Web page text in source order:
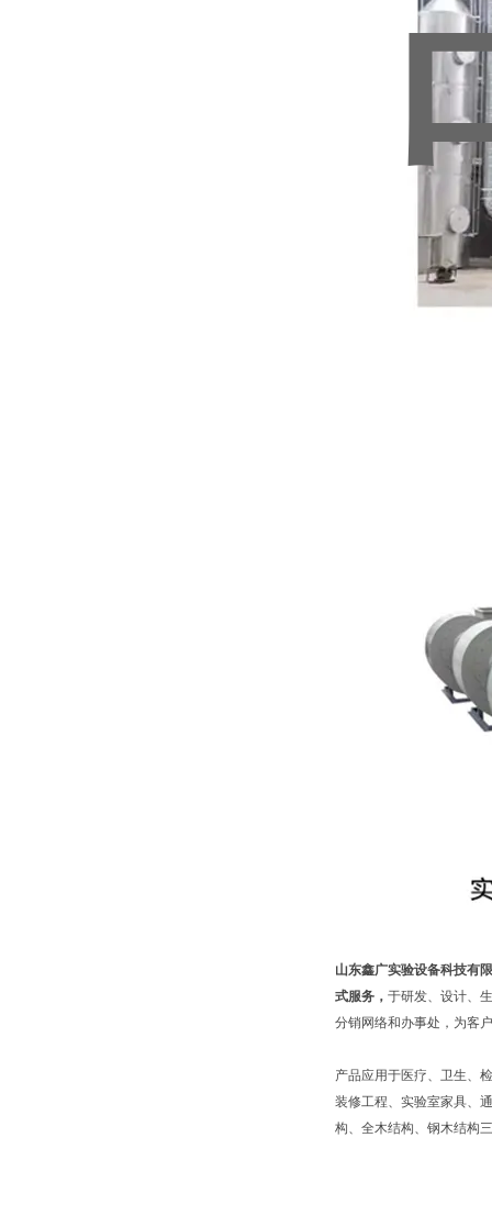
山东鑫广实验设备科技有
式服务， 于研发、设计、
分销网络和办事处，为客
产品应用于医疗、卫生、
装修工程、实验室家具、
构、全木结构、钢木结构